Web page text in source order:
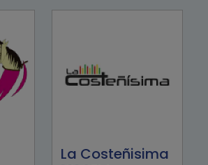
La Costeñisima